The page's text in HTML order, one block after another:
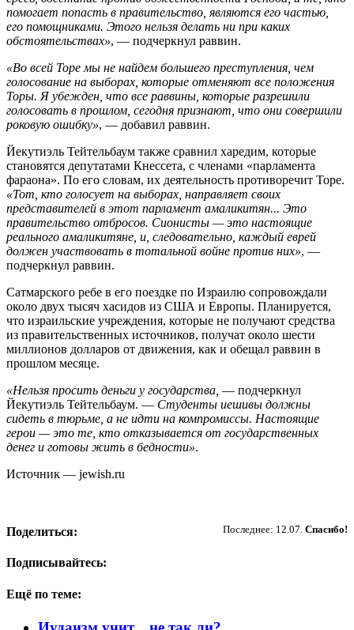
помогает попасть в правительство, являются его частью,
его помощниками. Этого нельзя делать ни при каких
обстоятельствах», — подчеркнул раввин.
«Во всей Торе мы не найдем большего преступления, чем
голосование на выборах, которые отменяют все положения
Торы. Я убежден, что все раввины, которые разрешили
голосовать в прошлом, сегодня признают, что они совершили
роковую ошибку», — добавил раввин.
Йекутиэль Тейтельбаум также сравнил харедим, которые
становятся депутатами Кнессета, с членами «парламента
фараона». По его словам, их деятельность противоречит Торе.
«Тот, кто голосует на выборах, направляет своих
представителей в этот парламент амаликитян... Это
правительство отбросов. Сионисты — это настоящие
реального амаликитяне, и, следовательно, каждый еврей
должен участвовать в тотальной войне против них», —
подчеркнул раввин.
Сатмарского ребе в его поездке по Израилю сопровождали
около двух тысяч хасидов из США и Европы. Планируется,
что израильские учреждения, которые не получают средства
из правительственных источников, получат около шести
миллионов долларов от движения, как и обещал раввин в
прошлом месяце.
«Нельзя просить деньги у государства, — подчеркнул
Йекутиэль Тейтельбаум. — Студенты иешивы должны
сидеть в тюрьме, а не идти на компромиссы. Настоящие
герои — это те, кто отказывается от государственных
денег и готовы жить в бедности».
Источник — jewish.ru
Последнее: 12.07. Спасибо!
Поделиться:
Подписывайтесь:
Ещё по теме: